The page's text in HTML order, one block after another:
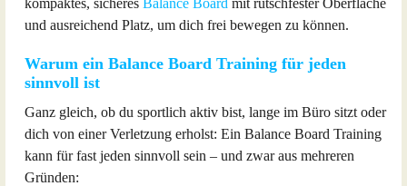
kompaktes, sicheres Balance Board mit rutschfester Oberfläche
und ausreichend Platz, um dich frei bewegen zu können.
Warum ein Balance Board Training für jeden
sinnvoll ist
Ganz gleich, ob du sportlich aktiv bist, lange im Büro sitzt oder
dich von einer Verletzung erholst: Ein Balance Board Training
kann für fast jeden sinnvoll sein – und zwar aus mehreren
Gründen: